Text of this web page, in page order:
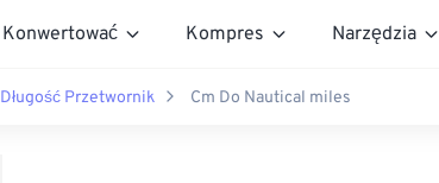
Konwertować Kompres Narzędzia
Długość Przetwornik Cm Do Nautical miles